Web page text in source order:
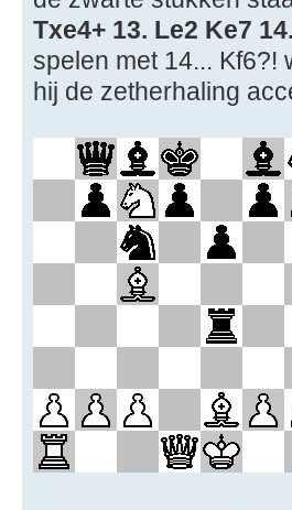
Txe4+ 13. Le2 Ke7
spelen met 14... Kf6?!
hij de zetherhaling